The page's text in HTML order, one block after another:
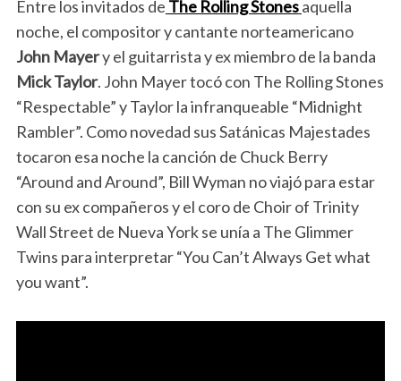
Entre los invitados de The Rolling Stonesaquella
noche, el compositor y cantante norteamericano
John Mayery el guitarrista y ex miembro de la banda
Mick Taylor. John Mayer tocó con The Rolling Stones
“Respectable” y Taylor la infranqueable “Midnight
Rambler”. Como novedad sus Satánicas Majestades
tocaron esa noche la canción de Chuck Berry
“Around and Around”, Bill Wyman no viajó para estar
con su ex compañeros y el coro de Choir of Trinity
Wall Street de Nueva York se unía a The Glimmer
Twins para interpretar “You Can’t Always Get what
you want”.